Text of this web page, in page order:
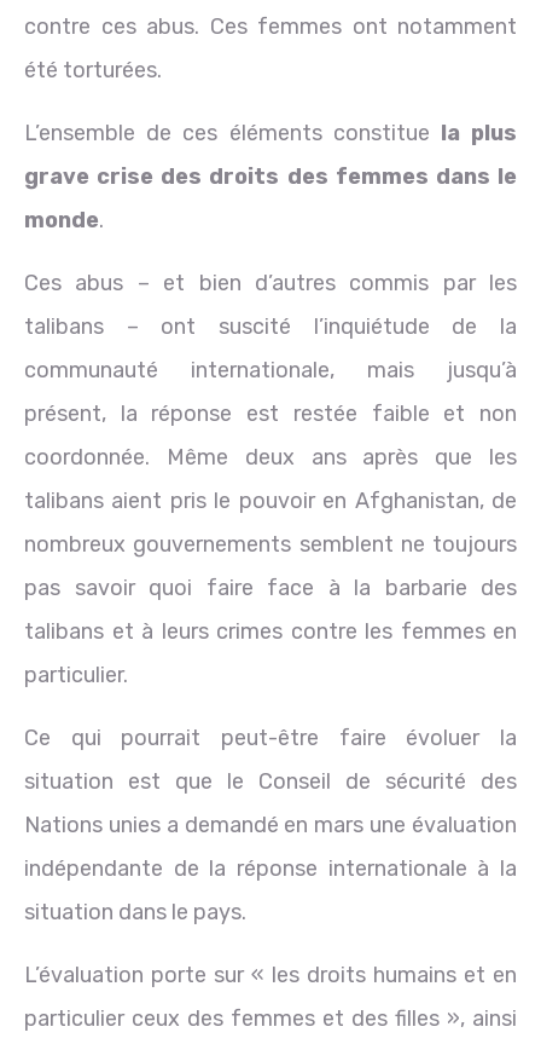
contre ces abus. Ces femmes ont notamment
été torturées.
L’ensemble de ces éléments constitue la plus
grave crise des droits des femmes dans le
monde.
Ces abus – et bien d’autres commis par les
talibans – ont suscité l’inquiétude de la
communauté internationale, mais jusqu’à
présent, la réponse est restée faible et non
coordonnée. Même deux ans après que les
talibans aient pris le pouvoir en Afghanistan, de
nombreux gouvernements semblent ne toujours
pas savoir quoi faire face à la barbarie des
talibans et à leurs crimes contre les femmes en
particulier.
Ce qui pourrait peut-être faire évoluer la
situation est que le Conseil de sécurité des
Nations unies a demandé en mars une évaluation
indépendante de la réponse internationale à la
situation dans le pays.
L’évaluation porte sur « les droits humains et en
particulier ceux des femmes et des filles », ainsi